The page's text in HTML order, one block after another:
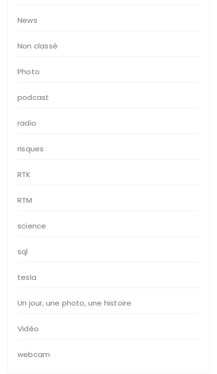
News
Non classé
Photo
podcast
radio
risques
RTK
RTM
science
sql
tesla
Un jour, une photo, une histoire
Vidéo
webcam